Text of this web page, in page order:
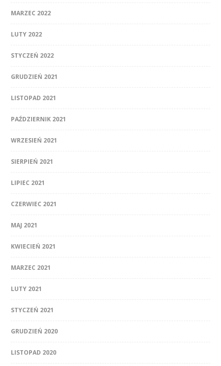
MARZEC 2022
LUTY 2022
STYCZEŃ 2022
GRUDZIEŃ 2021
LISTOPAD 2021
PAŹDZIERNIK 2021
WRZESIEŃ 2021
SIERPIEŃ 2021
LIPIEC 2021
CZERWIEC 2021
MAJ 2021
KWIECIEŃ 2021
MARZEC 2021
LUTY 2021
STYCZEŃ 2021
GRUDZIEŃ 2020
LISTOPAD 2020